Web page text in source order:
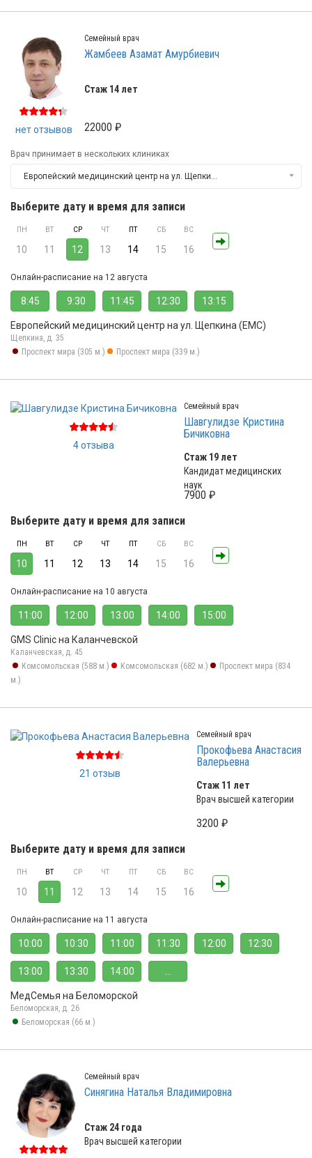
нет отзывов
Семейный врач
Жамбеев Азамат Амурбиевич
Стаж 14 лет
22000 ₽
Врач принимает в нескольких клиниках
Европейский медицинский центр на ул. Щепкина (ЕМС)
Выберите дату и время для записи
ПН
10
ВТ
11
СР
12
ЧТ
13
ПТ
14
СБ
15
ВС
16
Онлайн-расписание на 12 августа
8:45 9:30 11:45 12:30 13:15
Европейский медицинский центр на ул. Щепкина (ЕМС)
Щепкина, д. 35
Проспект мира (305 м.)
Проспект мира (339 м.)
4 отзыва
Семейный врач
Шавгулидзе Кристина
Бичиковна
Стаж 19 лет
Кандидат медицинских
наук
7900 ₽
Выберите дату и время для записи
ПН
10
ВТ
11
СР
12
ЧТ
13
ПТ
14
СБ
15
ВС
16
Онлайн-расписание на 10 августа
11:00 12:00 13:00 14:00 15:00
GMS Clinic на Каланчевской
Каланчевская, д. 45
Комсомольская (588 м.)
Комсомольская (682 м.)
Проспект мира (834
м.)
21 отзыв
Семейный врач
Прокофьева Анастасия
Валерьевна
Стаж 11 лет
Врач высшей категории
3200 ₽
Выберите дату и время для записи
ПН
10
ВТ
11
СР
12
ЧТ
13
ПТ
14
СБ
15
ВС
16
Онлайн-расписание на 11 августа
10:00 10:30 11:00 11:30 12:00 12:30
13:00 13:30 14:00
МедСемья на Беломорской
Беломорская, д. 26
Беломорская (66 м.)
Семейный врач
Синягина Наталья Владимировна
Стаж 24 года
Врач высшей категории